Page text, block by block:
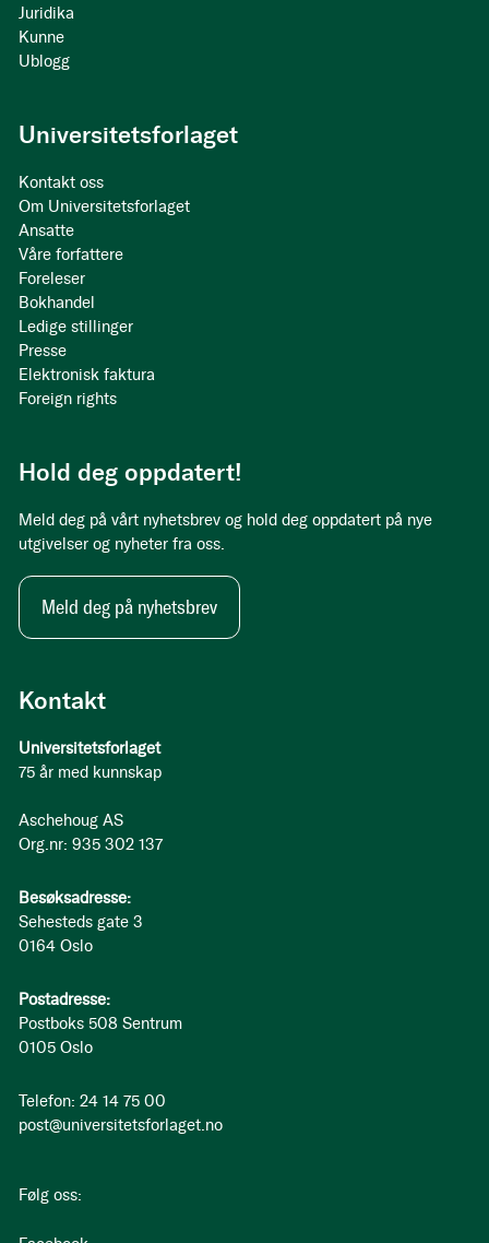
Kontakt
Universitetsforlaget
75 år med kunnskap
Aschehoug AS
Org.nr: 935 302 137
Besøksadresse:
Sehesteds gate 3
0164 Oslo
Postadresse:
Postboks 508 Sentrum
0105 Oslo
Telefon: 24 14 75 00
post@universitetsforlaget.no
Følg oss:
Juridika
Kunne
Ublogg
Universitetsforlaget
Kontakt oss
Om Universitetsforlaget
Ansatte
Våre forfattere
Foreleser
Bokhandel
Ledige stillinger
Presse
Elektronisk faktura
Foreign rights
Hold deg oppdatert!
Meld deg på vårt nyhetsbrev og hold deg oppdatert på nye
utgivelser og nyheter fra oss.
Meld deg på nyhetsbrev